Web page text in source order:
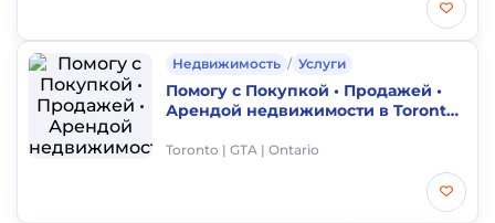
Недвижимость / Услуги
Помогу с Покупкой • Продажей •
Арендой недвижимости в Toronto
Toronto | GTA | Ontario